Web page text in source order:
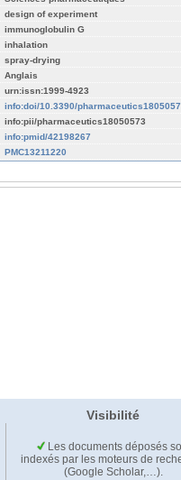
design of experiment
immunoglobulin G
inhalation
spray-drying
Anglais
urn:issn:1999-4923
info:doi/10.3390/
info:pii/pharmaceutics18050573
info:pmid/42198267
PMC13211220
Visibilité
Les documents déposés
indexés par les moteurs de
(Google Scholar,…).